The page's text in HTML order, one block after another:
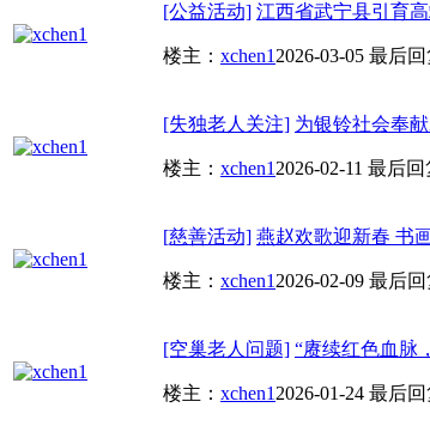
[公益活动] 江西省武宁县引育
楼主： xchen1 2026-03-05 最后回
[失独老人关注] 为银铃社会奉
楼主： xchen1 2026-02-11 最后回
[慈善活动] 燕赵欢歌迎新春 书
楼主： xchen1 2026-02-09 最后回
[空巢老人问题] “赓续红色血脉
楼主： xchen1 2026-01-24 最后回